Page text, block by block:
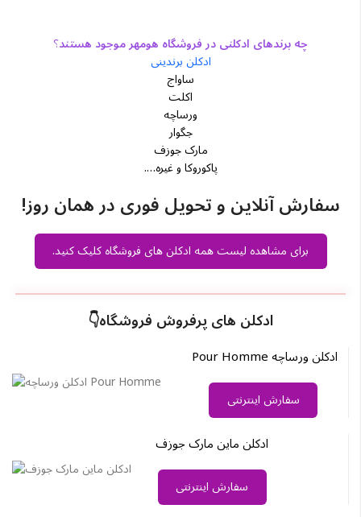
چه برندهای ادکلنی در فروشگاه هومهر موجود هستند؟
ادکلن برندینی
ساواج
اکلت
ورساچه
جگوار
مارک جوزف
پاکوروکا و غیره….
سفارش آنلاین و تحویل فوری در همان روز!
برای مشاهده لیست همه ادکلن های فروشگاه کلیک کنید.
ادکلن های پرفروش فروشگاه👇
ادکلن ورساچه Pour Homme
سفارش اینترنتی
ادکلن ماین مارک جوزف
سفارش اینترنتی